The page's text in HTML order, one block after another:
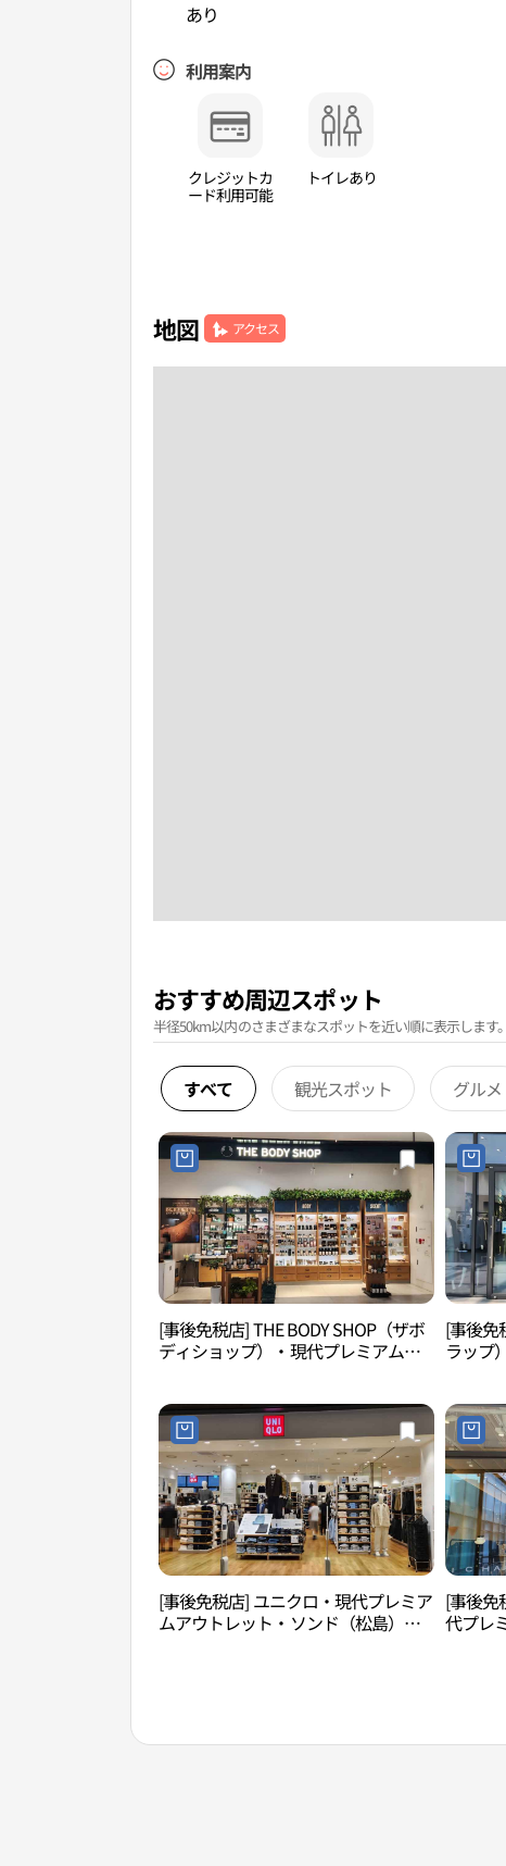
あり
利用案内
クレジットカ
ード利用可能
トイレあり
地図 アクセス
おすすめ周辺スポット
半径50km以内のさまざまなスポットを近い順に表示します。
すべて 観光スポット グルメ
[事後免税店] THE BODY SHOP（ザボ
ディショップ）・現代プレミアムア
[事後免
ラップ
[事後免税店] ユニクロ・現代プレミア
ムアウトレット・ソンド（松島）店
[事後免
代プレ